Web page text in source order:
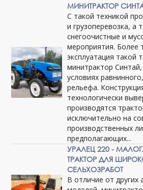
МИНИТРАКТОР
С такой техникой
и грузоперевозка, а
снегоочистные и
мероприятия. Более
эксплуатация такой
минитрактор
условиях
рельефа.
технологически
производятся
исключительно на
производственных
предполагающих...
УРАЛЕЦ 220 -
ТРАКТОР ДЛЯ
СЕЛЬХОЗРАБОТ
В отличие от других